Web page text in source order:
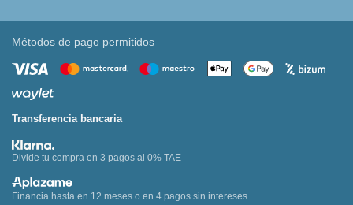
Métodos de pago permitidos
Transferencia bancaria
Divide tu compra en 3 pagos al 0% TAE
Financia hasta en 12 meses o en 4 pagos sin intereses